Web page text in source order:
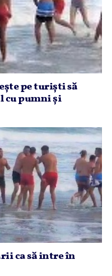
pe turişti să
cu pumni şi
ca să intre în